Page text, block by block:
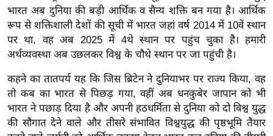
त
ऑ
टो
व
र्ल्ड
न्यू
ज
ब्री
भारत अब दुनिया की बड़ी आर्थिक व सैन्य शक्ति बन गया है। आर्थिक
रूप से शक्तिशाली देशों की सूची में भारत जहां वर्ष 2014 में 10वें स्थान
पर था, वह अब 2025 में 4थे स्थान पर पहुंच चुका है। हमारी
अर्थव्यवस्था अब उछलकर विश्व के चौथे स्थान पर जा पहुंची है।
कहने का तातपर्य यह कि जिस ब्रिटेन ने दुनियाभर पर राज्य किया, वह
तो कब का भारत से पिछड़ गया, वहीं अब धनकुबेर जापान को भी
भारत ने पछाड़ दिया है और अपनी हठधर्मिता से दुनिया को दो विश्व युद्ध
की सौगात देने वाले और तीसरे संभावित विश्वयुद्ध की पृष्ठभूमि तैयार